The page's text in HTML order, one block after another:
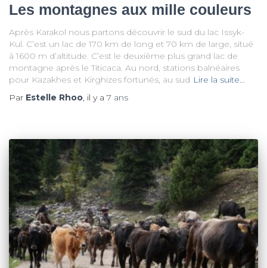
Les montagnes aux mille couleurs
Après Karakol nous partons découvrir le sud du lac Issyk-
Kul. C’est un lac de 170 km de long et 70 km de large, situé
à 1600 m d’altitude. C’est le deuxième plus grand lac de
montagne après le Titicaca. Au nord, stations balnéaires
pour Kazakhes et Kirghizes fortunés, au sud Lire la suite…
Par Estelle Rhoo , il y a 7 ans